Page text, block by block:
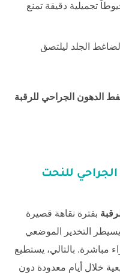
تجميلية دقيقة تمنع
الجلد ليلتصق
الدهون الجراحي للرقبة
للنحت
بفترة نقاهة قصيرة
التخدير الموضعي
مباشرة. بالتالي، يستطيع
خلال أيام معدودة دون